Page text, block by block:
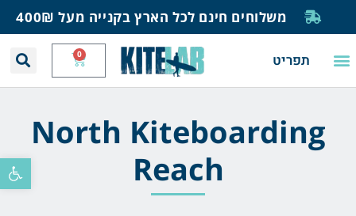
פתח
משלוחים חינם לכל הארץ בקנייה מעל 400₪
תפריט 0
North Kiteboarding
Reach